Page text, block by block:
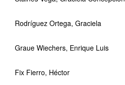
Rodríguez Ortega, Graciela
Graue Wiechers, Enrique Luis
Fix Fierro, Héctor